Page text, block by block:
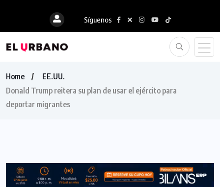
Síguenos
Home
EE.UU.
Donald Trump reitera su plan de usar el ejército para
deportar migrantes